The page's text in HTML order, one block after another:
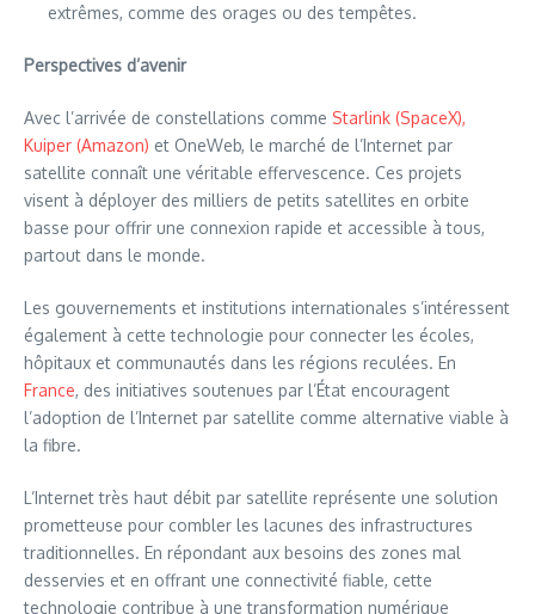
extrêmes, comme des orages ou des tempêtes.
Perspectives d’avenir
Avec l’arrivée de constellations comme Starlink (SpaceX),
Kuiper (Amazon) et OneWeb, le marché de l’Internet par
satellite connaît une véritable effervescence. Ces projets
visent à déployer des milliers de petits satellites en orbite
basse pour offrir une connexion rapide et accessible à tous,
partout dans le monde.
Les gouvernements et institutions internationales s’intéressent
également à cette technologie pour connecter les écoles,
hôpitaux et communautés dans les régions reculées. En
France, des initiatives soutenues par l’État encouragent
l’adoption de l’Internet par satellite comme alternative viable à
la fibre.
L’Internet très haut débit par satellite représente une solution
prometteuse pour combler les lacunes des infrastructures
traditionnelles. En répondant aux besoins des zones mal
desservies et en offrant une connectivité fiable, cette
technologie contribue à une transformation numérique